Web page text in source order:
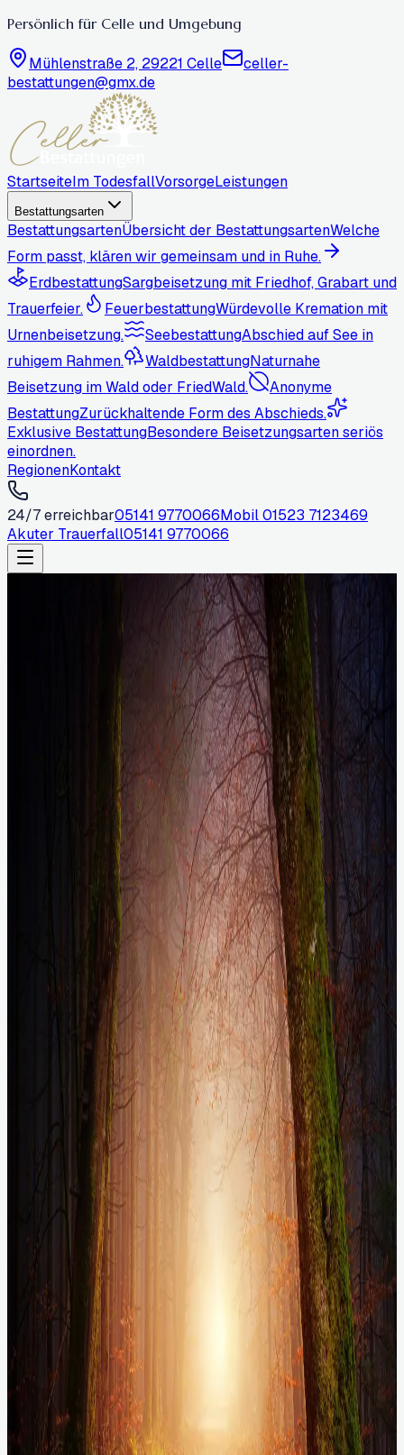
Persönlich für Celle und Umgebung
Mühlenstraße 2, 29221 Celle
celler-
bestattungen@gmx.de
StartseiteIm TodesfallVorsorgeLeistungen
Bestattungsarten
BestattungsartenÜbersicht der BestattungsartenWelche
Form passt, klären wir gemeinsam und in Ruhe.
ErdbestattungSargbeisetzung mit Friedhof, Grabart und
Trauerfeier.
FeuerbestattungWürdevolle Kremation mit
Urnenbeisetzung.
SeebestattungAbschied auf See in
ruhigem Rahmen.
WaldbestattungNaturnahe
Beisetzung im Wald oder FriedWald.
Anonyme
BestattungZurückhaltende Form des Abschieds.
Exklusive BestattungBesondere Beisetzungsarten seriös
einordnen.
RegionenKontakt
24/7 erreichbar05141 9770066Mobil01523 7123469
Akuter Trauerfall05141 9770066